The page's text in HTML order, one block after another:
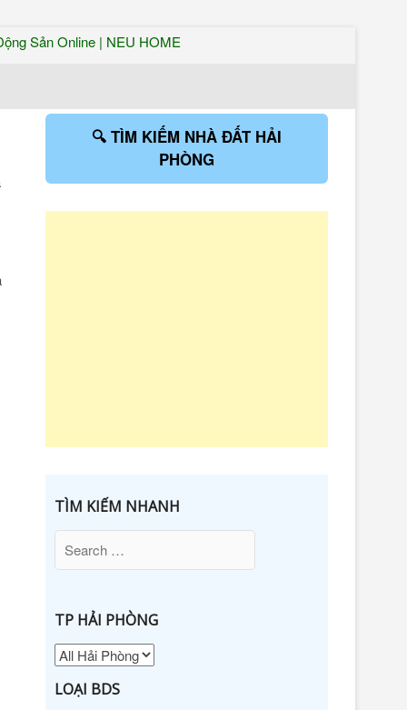
ĐẤT HẢI
PHÒNG –
HÀ NỘI –
SÀI GÒN
Động Sản
NEU
HOME
🔍 TÌM KIẾM NHÀ ĐẤT HẢI
PHÒNG
TÌM KIẾM NHANH
TP HẢI PHÒNG
LOẠI BDS